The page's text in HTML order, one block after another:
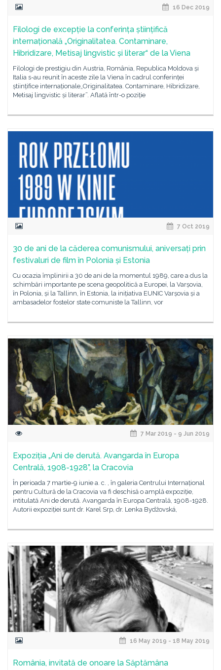
16 Dec 2019
Filologi de excepție la conferința științifică
internațională „Originalitatea. Contaminare,
Hibridizare, Metisaj lingvistic și literar“ de la Viena
Filologi de prestigiu din Austria, România, Republica Moldova și
Italia s-au reunit în aceste zile la Viena în cadrul conferinței
științifice internaționale„Originalitatea. Contaminare, Hibridizare,
Metisaj lingvistic și literar”. Aflată într-o poziție
7 Oct 2019
30 de ani de la căderea comunismului, aniversați prin
festivaluri de film în Polonia și Estonia
Cu ocazia împlinirii a 30 de ani de la momentul 1989, care a dus la
schimbări importante pe scena geopolitică a Europei, la Varșovia,
în Polonia, și la Tallinn, în Estonia, la inițiativa EUNIC Varșovia și a
ambasadelor fostelor state comuniste la Tallinn, vor
7 Mar 2019 - 9 Jun 2019
Expoziția „Ani de derută. Avangarda în Europa
Centrală, 1908-1928”, la Cracovia
În perioada 7 martie-9 iunie a. c. , în galeria Centrului Internațional
pentru Cultură de la Cracovia va fi deschisă o amplă expoziție,
intitulată Ani de derută. Avangarda în Europa Centrală, 1908-1928.
Autorii expoziției sunt dr. Karel Srp, dr. Lenka Bydžovská,
16 May 2019 - 18 May 2019
România, invitată de onoare la Săptămâna